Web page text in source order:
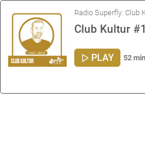
Radio Superfly: Club
Club Kultur
PLAY 52 min